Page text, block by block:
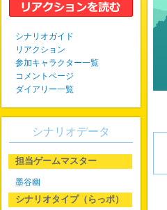
シナリオガイド
リアクション
参加キャラクター一覧
コメントページ
ダイアリー一覧
シナリオデータ
担当ゲームマスター
墨谷幽
シナリオタイプ（らっポ）